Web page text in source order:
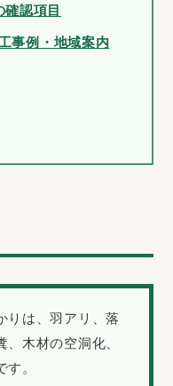
認項目
事例・地域案内
りは、羽アリ、落
木材の空洞化、
。